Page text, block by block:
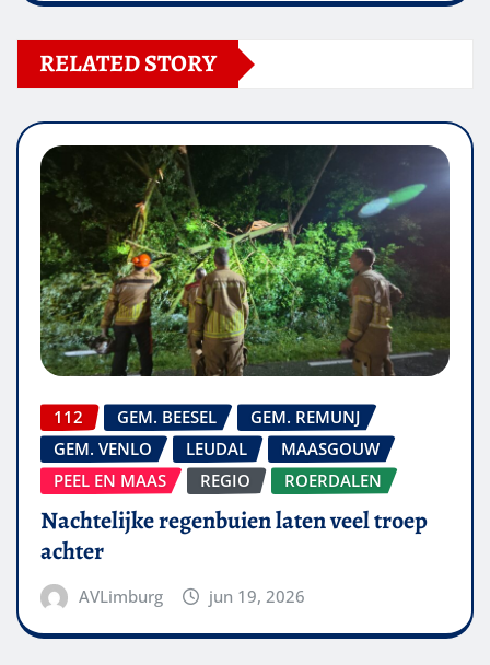
RELATED STORY
112 GEM. BEESEL
GEM. REMUNJ
GEM. VENLO
LEUDAL
MAASGOUW
PEEL EN MAAS
REGIO ROERDALEN
Nachtelijke regenbuien laten veel troep
achter
AVLimburg jun 19, 2026